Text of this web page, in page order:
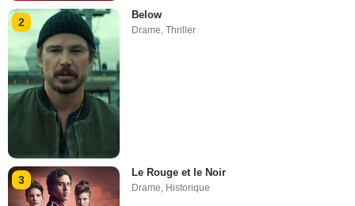
2
Below
Drame,Thriller
3
Le Rouge et le Noir
Drame Historique